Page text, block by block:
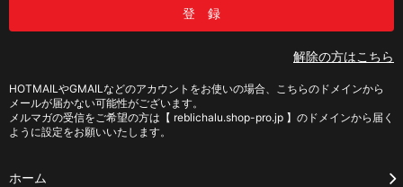
解除の方はこちら
HOTMAILやGMAILなどのアカウントをお使いの場合、こちらのドメインから
メールが届かない可能性がございます。
メルマガの受信をご希望の方は【 reblichalu.shop-pro.jp 】のドメインから届く
ように設定をお願いいたします。
ホーム